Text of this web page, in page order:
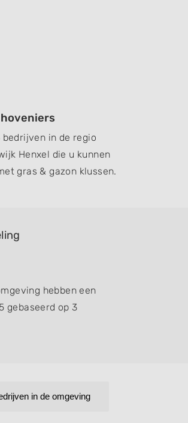
bedrijven in de regio
Henxel die u kunnen
gras & gazon klussen.
hebben een
gebaseerd op 3
in de omgeving